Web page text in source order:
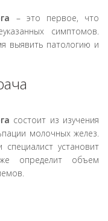
– это первое, что
симптомов.
выявить патологию и
состоит из изучения
молочных желез.
установит
определит объем